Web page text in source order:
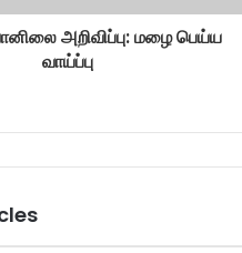
அறிவிப்பு: மழை பெய்ய
வாய்ப்பு